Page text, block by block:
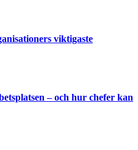
viktigaste
– och hur chefer kan